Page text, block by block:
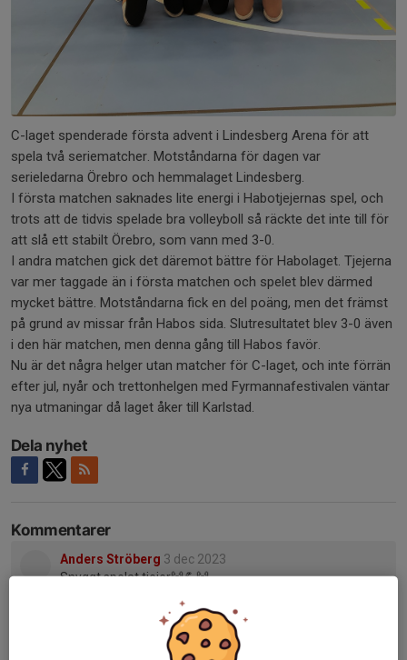
C-laget spenderade första advent i Lindesberg Arena för att
spela två seriematcher. Motståndarna för dagen var
serieledarna Örebro och hemmalaget Lindesberg.
I första matchen saknades lite energi i Habotjejernas spel, och
trots att de tidvis spelade bra volleyboll så räckte det inte till för
att slå ett stabilt Örebro, som vann med 3-0.
I andra matchen gick det däremot bättre för Habolaget. Tjejerna
var mer taggade än i första matchen och spelet blev därmed
mycket bättre. Motståndarna fick en del poäng, men det främst
på grund av missar från Habos sida. Slutresultatet blev 3-0 även
i den här matchen, men denna gång till Habos favör.
Nu är det några helger utan matcher för C-laget, och inte förrän
efter jul, nyår och trettonhelgen med Fyrmannafestivalen väntar
nya utmaningar då laget åker till Karlstad.
Dela nyhet
Kommentarer
Anders Ströberg 3 dec 2023
Snyggt spelat tjejer🙌💪🙌
4 dec 2023